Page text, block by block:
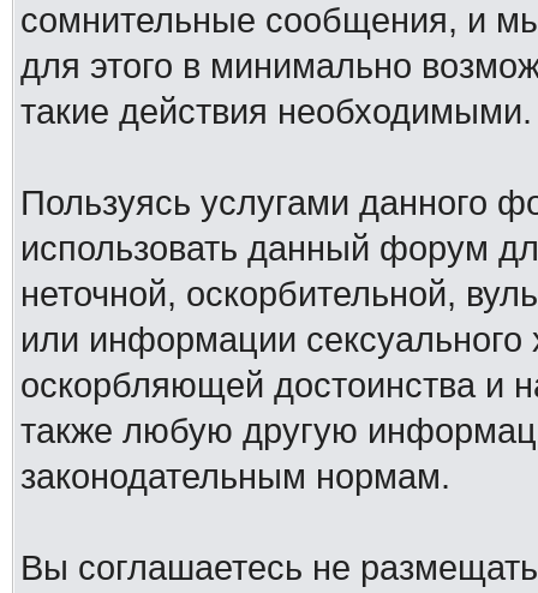
сомнительные сообщения, и
для этого в минимально
такие действия необходимыми.
Пользуясь услугами данного
использовать данный форум
неточной, оскорбительной,
или информации
оскорбляющей достоинства и
также любую другую
законодательным нормам.
Вы соглашаетесь не